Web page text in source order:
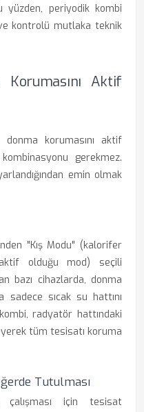
yüzden, periyodik kombi
kontrolü mutlaka teknik
Aktif
korumasını aktif
gerekmez.
emin olmak
"Kış Modu" (kalorifer
olduğu mod) seçili
bazı cihazlarda, donma
sadece sıcak su hattını
radyatör hattındaki
tüm tesisatı koruma
Tutulması
çalışması için tesisat